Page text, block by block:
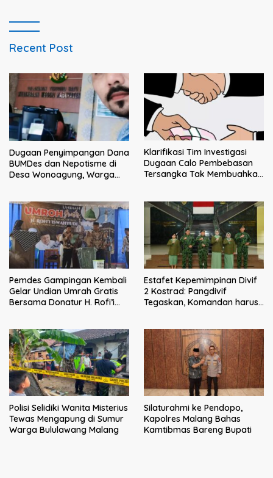
Recent Post
Dugaan Penyimpangan Dana
BUMDes dan Nepotisme di
Desa Wonoagung, Warga
Klarifikasi Tim Investigasi
Dugaan Calo Pembebasan
Tersangka Tak Membuahkan
Pemdes Gampingan Kembali
Gelar Undian Umrah Gratis
Bersama Donatur H. Rofi’i
Estafet Kepemimpinan Divif
2 Kostrad: Pangdivif
Tegaskan, Komandan harus
Polisi Selidiki Wanita Misterius
Tewas Mengapung di Sumur
Warga Bululawang Malang
Silaturahmi ke Pendopo,
Kapolres Malang Bahas
Kamtibmas Bareng Bupati